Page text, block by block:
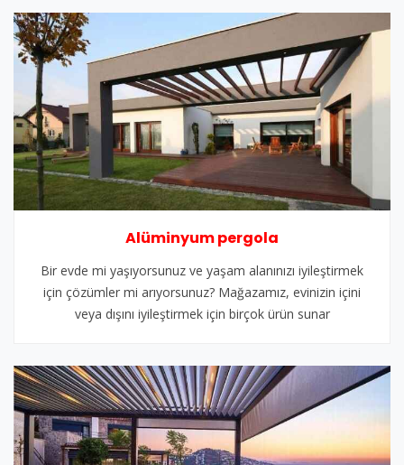
Alüminyum pergola
Bir evde mi yaşıyorsunuz ve yaşam alanınızı iyileştirmek
için çözümler mi arıyorsunuz? Mağazamız, evinizin içini
veya dışını iyileştirmek için birçok ürün sunar